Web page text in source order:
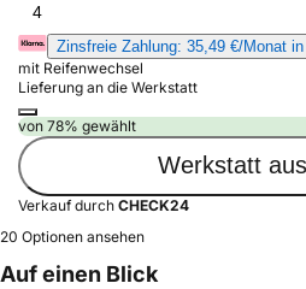
4
Zinsfreie Zahlung: 35,49 €/Monat
mit Reifenwechsel
Lieferung an die Werkstatt
von 78% gewählt
Werkstatt
Verkauf durch CHECK24
20 Optionen ansehen
Auf einen Blick